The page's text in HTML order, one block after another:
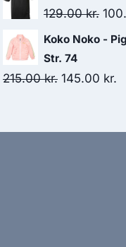
was:
129.00kr.
Koko Noko -
Str. 74
215.00kr. Original
145.00 kr.